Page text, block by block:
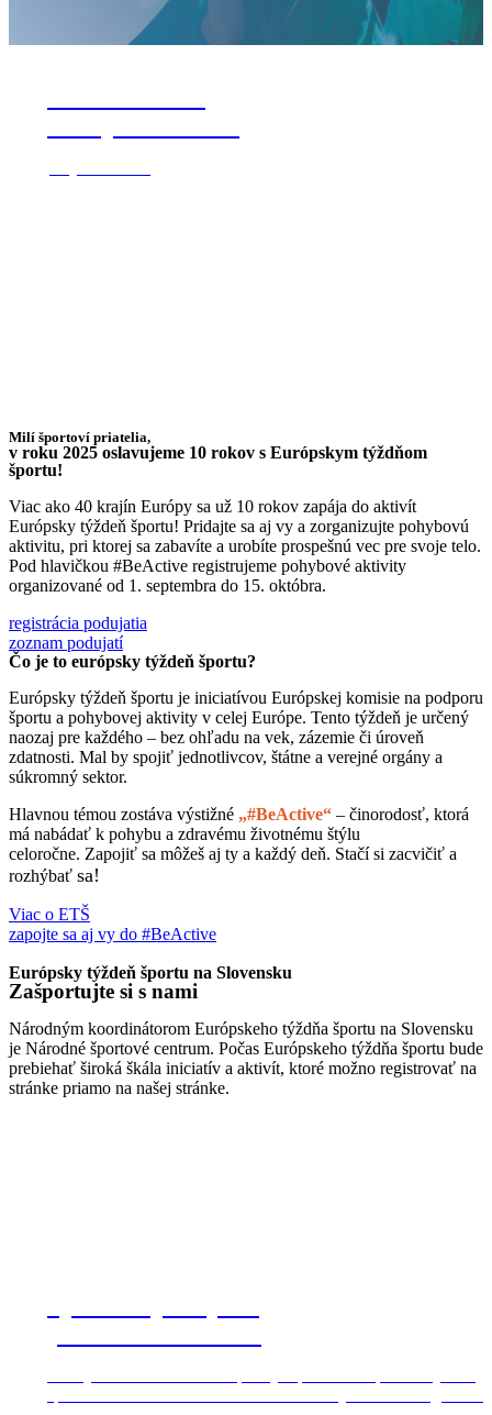
Milí športoví priatelia,
v roku 2025 oslavujeme 10 rokov s Európskym týždňom
športu!
Viac ako 40 krajín Európy sa už 10 rokov zapája do aktivít
Európsky týždeň športu! Pridajte sa aj vy a zorganizujte pohybovú
aktivitu, pri ktorej sa zabavíte a urobíte prospešnú vec pre svoje telo.
Pod hlavičkou #BeActive registrujeme pohybové aktivity
organizované od 1. septembra do 15. októbra.
registrácia podujatia
zoznam podujatí
Čo je to európsky týždeň športu?
Európsky týždeň športu je iniciatívou Európskej komisie na podporu
športu a pohybovej aktivity v celej Európe. Tento týždeň je určený
naozaj pre každého – bez ohľadu na vek, zázemie či úroveň
zdatnosti. Mal by spojiť jednotlivcov, štátne a verejné orgány a
súkromný sektor.
Hlavnou témou zostáva výstižné „#BeActive“ – činorodosť, ktorá
má nabádať k pohybu a zdravému životnému štýlu
celoročne. Zapojiť sa môžeš aj ty a každý deň. Stačí si zacvičiť a
rozhýbať sa!
Viac o ETŠ
zapojte sa aj vy do #BeActive
Európsky týždeň športu na Slovensku
Zašportujte si s nami
Národným koordinátorom Európskeho týždňa športu na Slovensku
je Národné športové centrum. Počas Európskeho týždňa športu bude
prebiehať široká škála iniciatív a aktivít, ktoré možno registrovať na
stránke priamo na našej stránke.